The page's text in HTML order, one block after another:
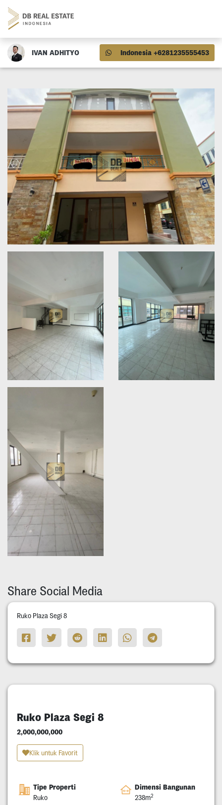
IVAN ADHITYO Indonesia +6281235555453
Share Social Media
Ruko Plaza Segi 8
Ruko Plaza Segi 8
2,000,000,000
Klik untuk Favorit
Tipe Properti
Ruko
Dimensi Bangunan
238m2